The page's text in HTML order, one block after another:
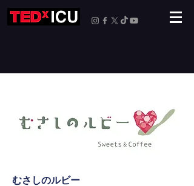
むさしのルビー